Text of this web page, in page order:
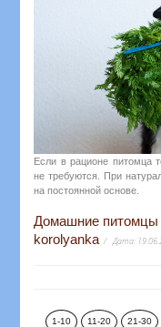
Если в рационе питомца
не требуются. При
на постоянной основе.
Домашние питомцы
korolyanka Дата:
1-10 11-20 21-30